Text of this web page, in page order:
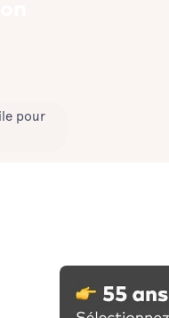
pour